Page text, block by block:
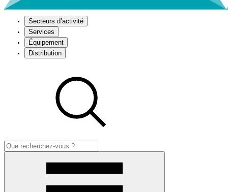
Secteurs d’activité
Services
Équipement
Distribution